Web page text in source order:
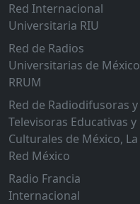
Red Internacional
Universitaria RIU
Red de Radios
Universitarias de México
RRUM
Red de Radiodifusoras y
Televisoras Educativas y
Culturales de México, La
Red México
Radio Francia
Internacional